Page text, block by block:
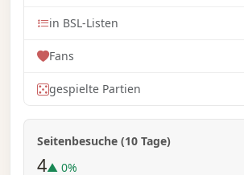
in BSL-Listen
Fans
gespielte Partien
Seitenbesuche (10 Tage)
4▲ 0%